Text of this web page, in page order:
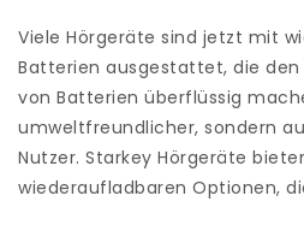
Viele Hörgeräte sind jetzt mit
Batterien ausgestattet, die
von Batterien überflüssig
umweltfreundlicher, sondern
Nutzer. Starkey Hörgeräte
wiederaufladbaren Optionen,